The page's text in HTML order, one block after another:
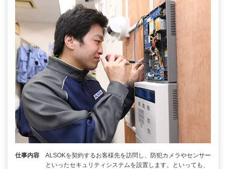
仕事内容
ALSOKを契約するお客様先を訪問し、防犯カメラやセンサー
といったセキュリティシステムを設置します。といっても、